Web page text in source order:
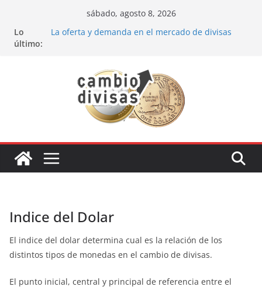
contenido
sábado, agosto 8, 2026
Lo
último:
La oferta y demanda en el mercado de divisas
Oportunidades de inversión en el sector petrolero
en 2024
Los bancos más recomendados para invertir en
Estrategia de los soldados Forex
Indice del Dolar
El indice del dolar determina cual es la relación de los
distintos tipos de monedas en el cambio de divisas.
El punto inicial, central y principal de referencia entre el